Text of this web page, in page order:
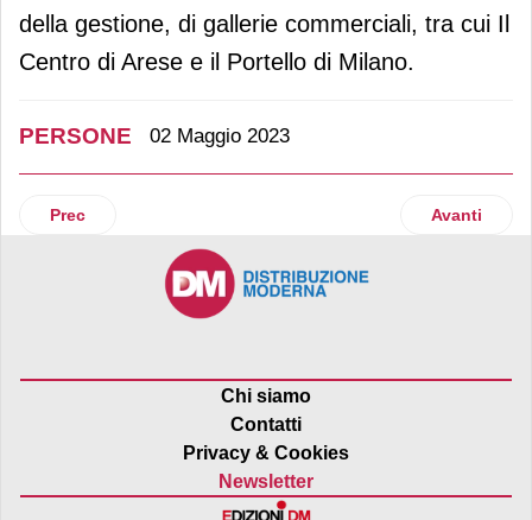
della gestione, di gallerie commerciali, tra cui Il
Centro di Arese e il Portello di Milano.
PERSONE 02 Maggio 2023
Articolo precedente: Tre nuove nomine in Super Drug Italia
Prec Articolo
Avanti
Chi siamo
Contatti
Privacy & Cookies
Newsletter